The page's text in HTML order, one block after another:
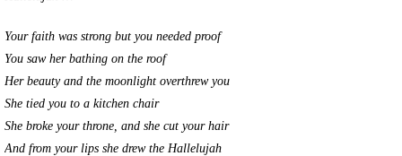
Your faith was strong but you needed proof
You saw her bathing on the roof
Her beauty and the moonlight overthrew you
She tied you to a kitchen chair
She broke your throne, and she cut your hair
And from your lips she drew the Hallelujah